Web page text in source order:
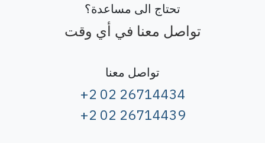
تحتاج الى مساعدة؟
تواصل معنا في أي وقت
تواصل معنا
+2 02 26714434
+2 02 26714439